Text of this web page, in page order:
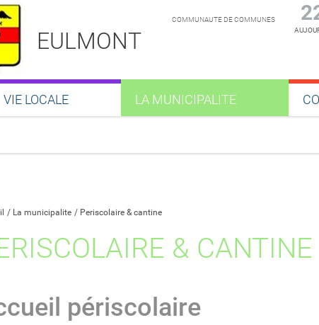
COMMUNAUTE DE COMMUNES
EULMONT
VIE LOCALE LA MUNICIPALITE
La municipalite Periscolaire & cantine
& CANTINE
périscolaire